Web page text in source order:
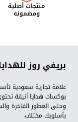
منتجات أصلية
ومضمونه
بريفي روز
بوكسات هدايا أنيقة
وحتى العطور الفاخرة
بأسلوبك مختلف.